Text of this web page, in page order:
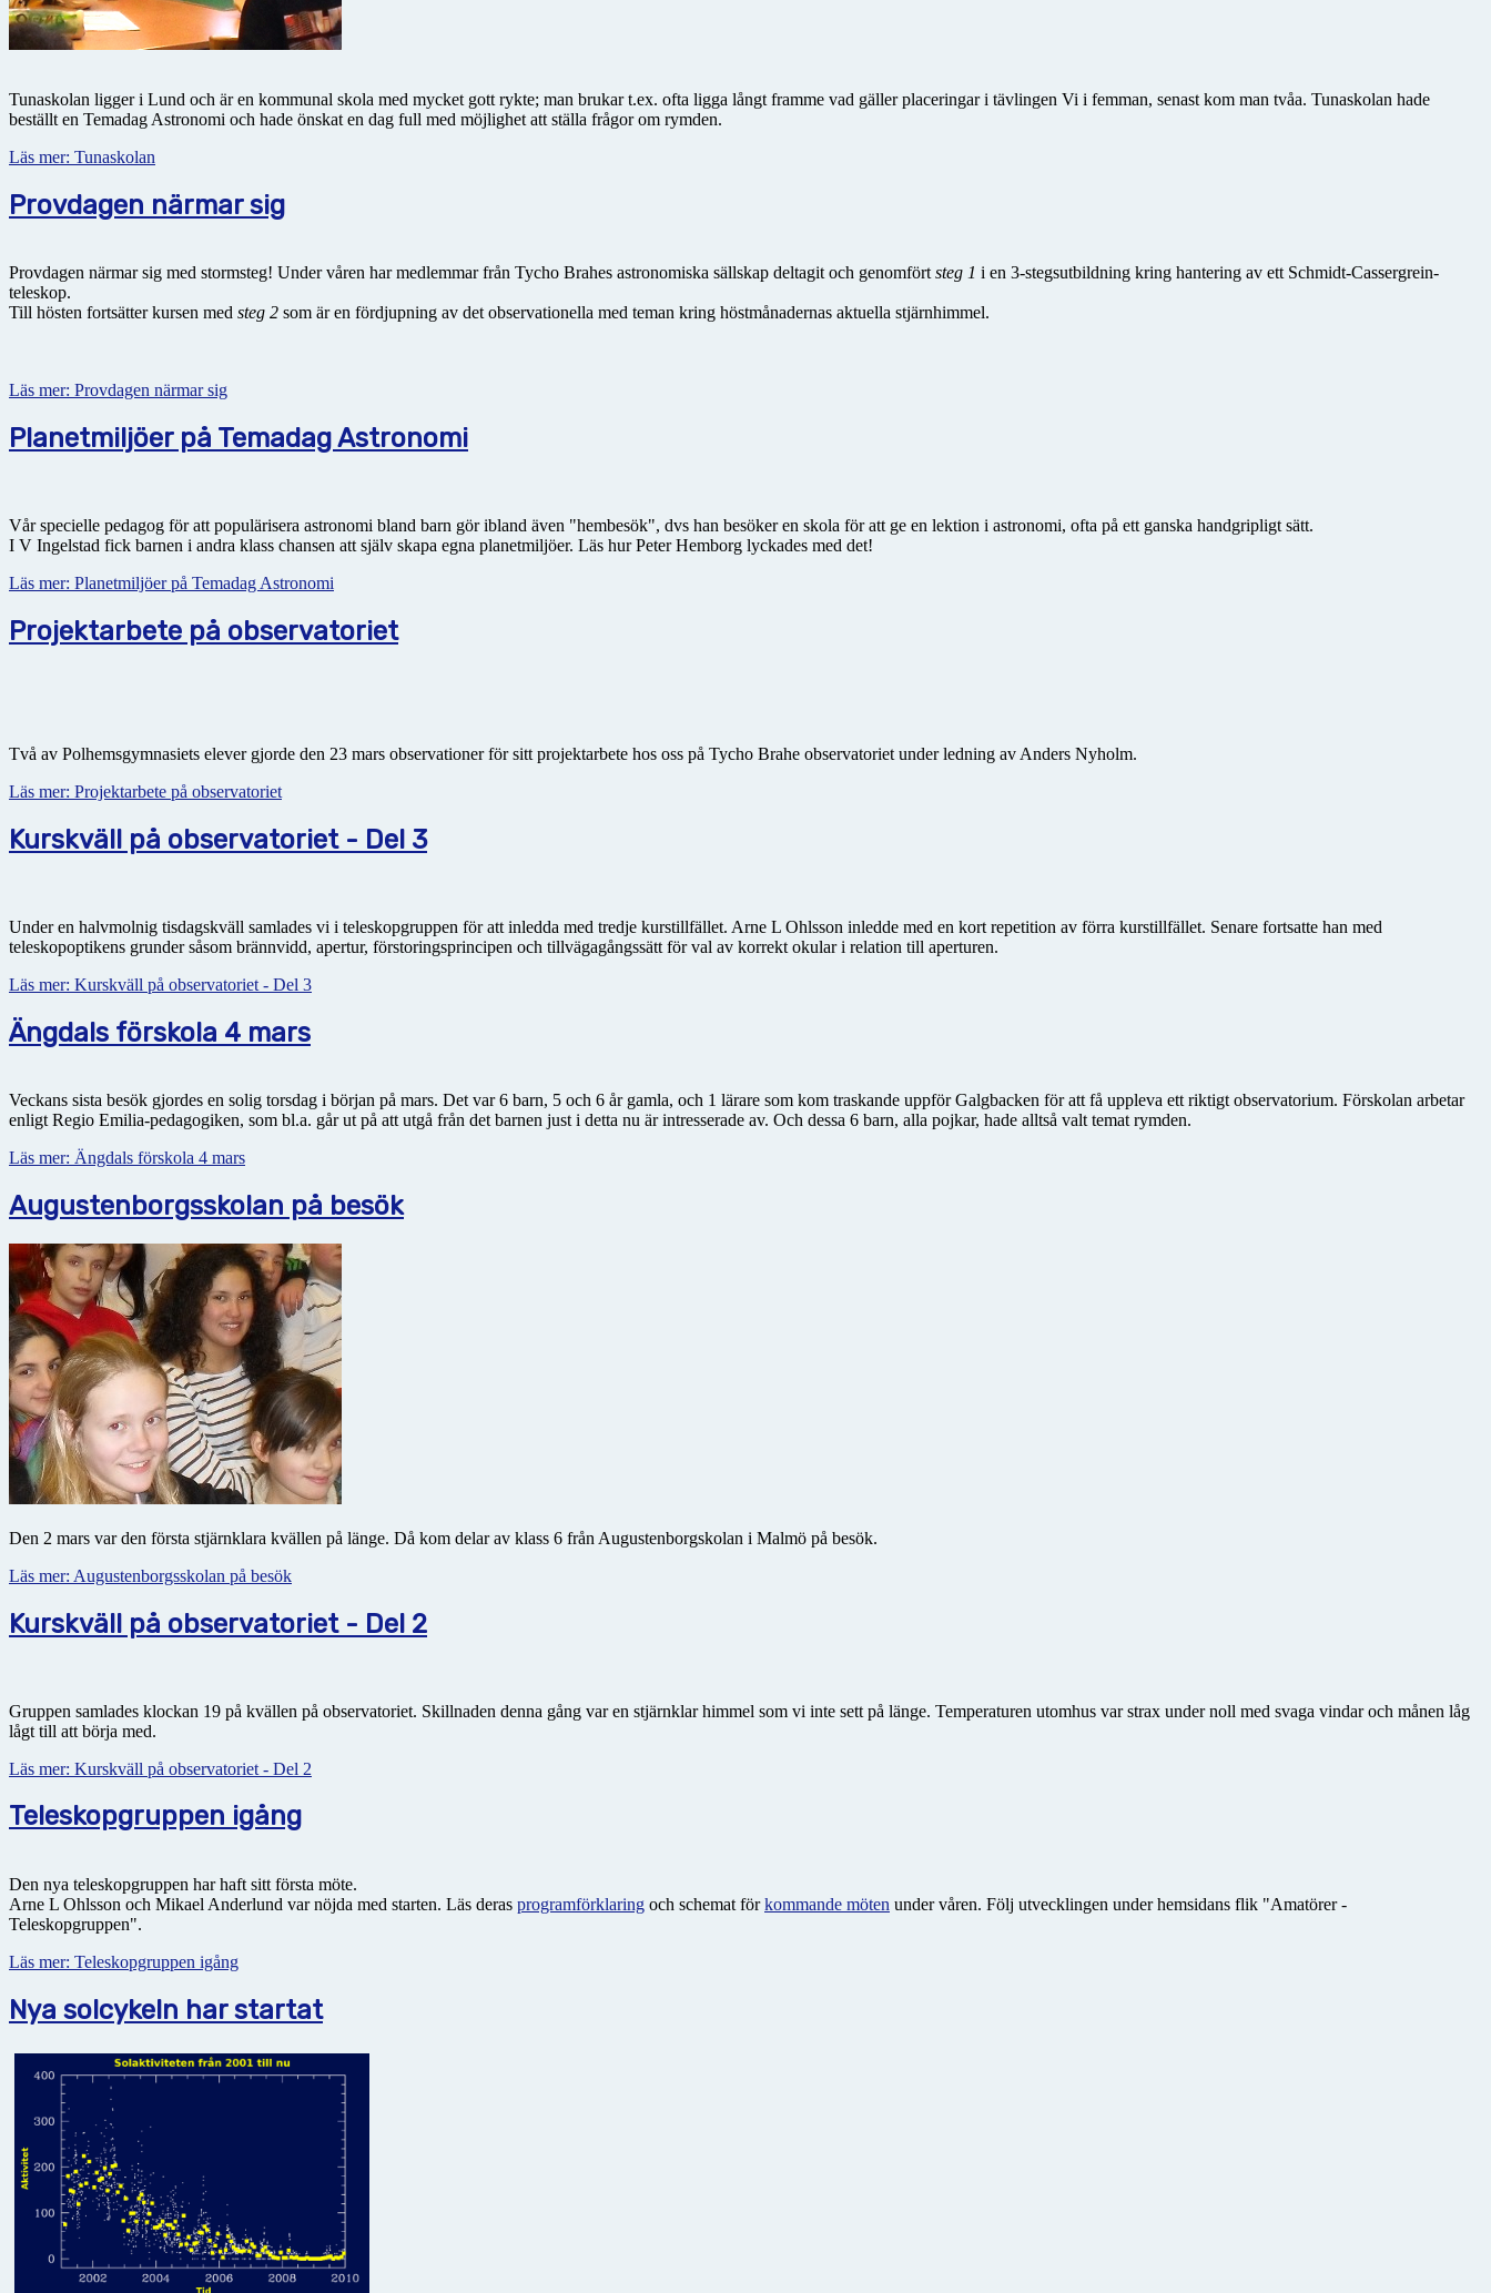
Tunaskolan ligger i Lund och är en kommunal skola med mycket gott rykte; man brukar t.ex. ofta ligga långt framme vad gäller placeringar i tävlingen Vi i femman, senast kom man tvåa. Tunaskolan hade
beställt en Temadag Astronomi och hade önskat en dag full med möjlighet att ställa frågor om rymden.
Läs mer: Tunaskolan
Provdagen närmar sig
Provdagen närmar sig med stormsteg! Under våren har medlemmar från Tycho Brahes astronomiska sällskap deltagit och genomfört steg 1 i en 3-stegsutbildning kring hantering av ett Schmidt-Cassergrein-
teleskop.
Till hösten fortsätter kursen med steg 2 som är en fördjupning av det observationella med teman kring höstmånadernas aktuella stjärnhimmel.
Läs mer: Provdagen närmar sig
Planetmiljöer på Temadag Astronomi
Vår specielle pedagog för att populärisera astronomi bland barn gör ibland även "hembesök", dvs han besöker en skola för att ge en lektion i astronomi, ofta på ett ganska handgripligt sätt.
I V Ingelstad fick barnen i andra klass chansen att själv skapa egna planetmiljöer. Läs hur Peter Hemborg lyckades med det!
Läs mer: Planetmiljöer på Temadag Astronomi
Projektarbete på observatoriet
Två av Polhemsgymnasiets elever gjorde den 23 mars observationer för sitt projektarbete hos oss på Tycho Brahe observatoriet under ledning av Anders Nyholm.
Läs mer: Projektarbete på observatoriet
Kurskväll på observatoriet - Del 3
Under en halvmolnig tisdagskväll samlades vi i teleskopgruppen för att inledda med tredje kurstillfället. Arne L Ohlsson inledde med en kort repetition av förra kurstillfället. Senare fortsatte han med
teleskopoptikens grunder såsom brännvidd, apertur, förstoringsprincipen och tillvägagångssätt för val av korrekt okular i relation till aperturen.
Läs mer: Kurskväll på observatoriet - Del 3
Ängdals förskola 4 mars
Veckans sista besök gjordes en solig torsdag i början på mars. Det var 6 barn, 5 och 6 år gamla, och 1 lärare som kom traskande uppför Galgbacken för att få uppleva ett riktigt observatorium. Förskolan arbetar
enligt Regio Emilia-pedagogiken, som bl.a. går ut på att utgå från det barnen just i detta nu är intresserade av. Och dessa 6 barn, alla pojkar, hade alltså valt temat rymden.
Läs mer: Ängdals förskola 4 mars
Augustenborgsskolan på besök
Den 2 mars var den första stjärnklara kvällen på länge. Då kom delar av klass 6 från Augustenborgskolan i Malmö på besök.
Läs mer: Augustenborgsskolan på besök
Kurskväll på observatoriet - Del 2
Gruppen samlades klockan 19 på kvällen på observatoriet. Skillnaden denna gång var en stjärnklar himmel som vi inte sett på länge. Temperaturen utomhus var strax under noll med svaga vindar och månen låg
lågt till att börja med.
Läs mer: Kurskväll på observatoriet - Del 2
Teleskopgruppen igång
Den nya teleskopgruppen har haft sitt första möte.
Arne L Ohlsson och Mikael Anderlund var nöjda med starten. Läs deras programförklaring och schemat förkommande möten under våren. Följ utvecklingen under hemsidans flik "Amatörer -
Teleskopgruppen".
Läs mer: Teleskopgruppen igång
Nya solcykeln har startat